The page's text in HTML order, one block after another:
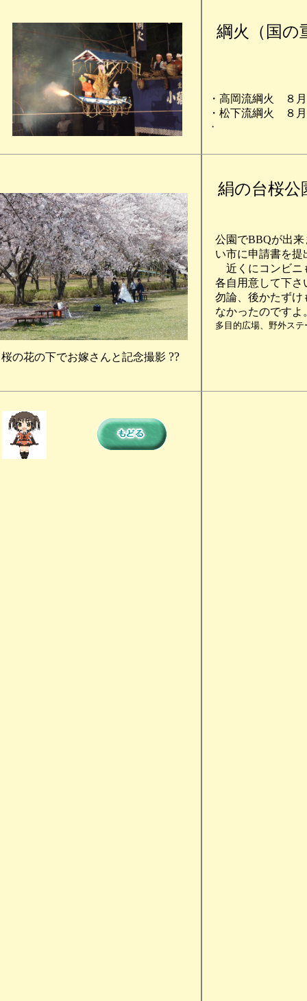
桜の花の下でお嫁さんと記念撮影 ??
公園でBBQが出
い市に申請書を
近くにコンビニ
各自用意して下さ
勿論、後かたずけ
なかったのですよ
多目的広場、野外ス
綱火 （国
・高岡流綱火 ８
・松下流綱火 ８
・
絹の台桜公